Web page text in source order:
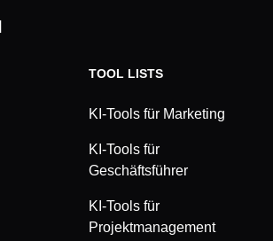
TOOL LISTS
KI-Tools für Marketing
KI-Tools für
Geschäftsführer
KI-Tools für
Projektmanagement